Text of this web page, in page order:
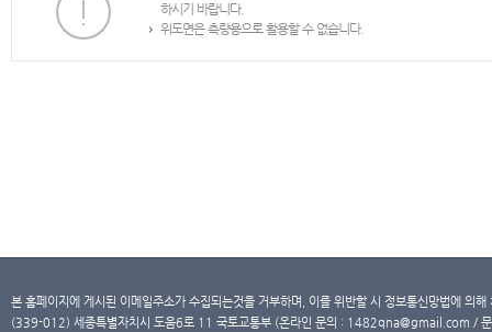
하시기 바랍니다.
위도면은 측량용으로 활용할 수 없습니다.
본 홈페이지에 게시된 이메일주소가 수집되는것을 거부하며, 이를 위반할 시 정보통신망법에 의
(339-012) 세종특별자치시 도움6로 11 국토교통부 (온라인 문의 : 1482qna@gmail.com /